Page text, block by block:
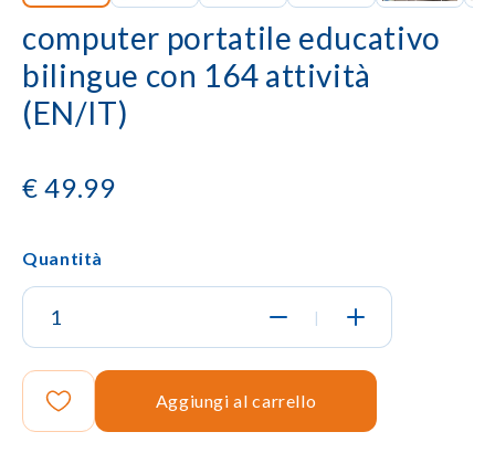
computer portatile educativo
bilingue con 164 attività
(EN/IT)
€ 49.99
Quantità
|
Aggiungi al carrello